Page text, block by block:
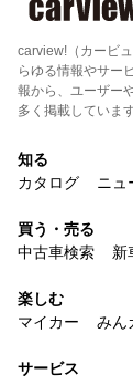
carview!（カービ
らゆる情報やサー
報から、ユーザー
多く掲載しています
知る
カタログ
ニュ
買う・売る
中古車検索
新
楽しむ
マイカー
みん
サービス